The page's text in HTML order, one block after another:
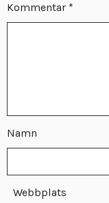
Kommentar *
Namn
Webbplats